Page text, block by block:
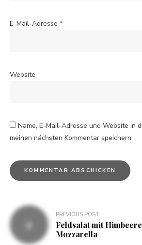
E-Mail-Adresse *
Website
Name, E-Mail-Adresse und Website in
meinen nächsten Kommentar speichern.
PREVIOUS POST
Feldsalat mit
Mozzarella